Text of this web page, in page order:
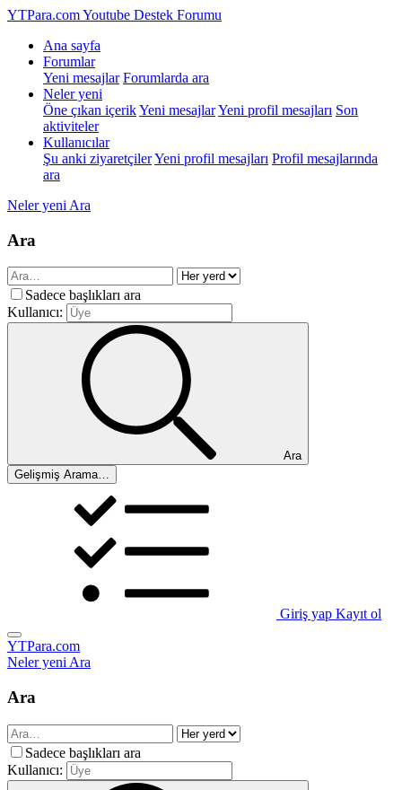
YTPara.comYoutube Destek Forumu
Ana sayfa
Forumlar
Yeni mesajlar Forumlarda ara
Neler yeni
Öne çıkan içerikYeni mesajlarYeni profil mesajları Son
aktiviteler
Kullanıcılar
Şu anki ziyaretçilerYeni profil mesajları Profil mesajlarında
ara
Neler yeni Ara
Ara
Sadece başlıkları ara
Kullanıcı:
Ara
Gelişmiş Arama…
Giriş yap Kayıt ol
YTPara.com
Neler yeniAra
Ara
Sadece başlıkları ara
Kullanıcı: